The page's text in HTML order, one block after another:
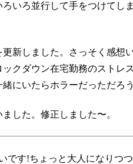
いろ並行して手をつけてし
新しました。さっそく感想
クダウン在宅勤務のストレ
にいたらホラーだっただろ
した。修正しました〜。
です!ちょっと大人になりつ